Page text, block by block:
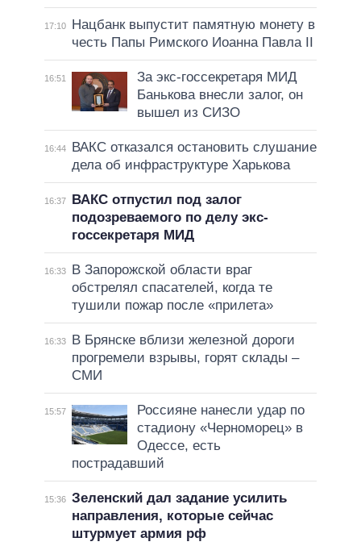
17:10
Нацбанк выпустит памятную монету в
честь Папы Римского Иоанна Павла II
16:51
За экс-госсекретаря МИД
Банькова внесли залог, он
вышел из СИЗО
16:44
ВАКС отказался остановить слушание
дела об инфраструктуре Харькова
16:37
ВАКС отпустил под залог
подозреваемого по делу экс-
госсекретаря МИД
16:33
В Запорожской области враг
обстрелял спасателей, когда те
тушили пожар после «прилета»
16:33
В Брянске вблизи железной дороги
прогремели взрывы, горят склады –
СМИ
15:57
Россияне нанесли удар по
стадиону «Черноморец» в
Одессе, есть
пострадавший
15:36 Зеленский дал задание усилить
направления, которые сейчас
штурмует армия рф